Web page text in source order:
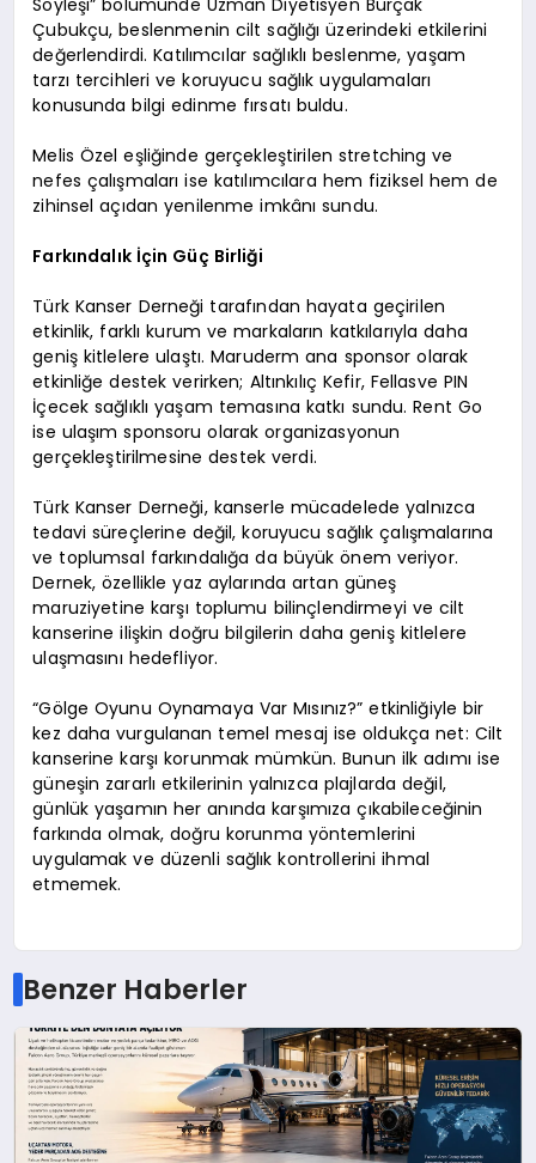
Söyleşi” bölümünde Uzman Diyetisyen Burçak
Çubukçu, beslenmenin cilt sağlığı üzerindeki etkilerini
değerlendirdi. Katılımcılar sağlıklı beslenme, yaşam
tarzı tercihleri ve koruyucu sağlık uygulamaları
konusunda bilgi edinme fırsatı buldu.
Melis Özel eşliğinde gerçekleştirilen stretching ve
nefes çalışmaları ise katılımcılara hem fiziksel hem de
zihinsel açıdan yenilenme imkânı sundu.
Farkındalık İçin Güç Birliği
Türk Kanser Derneği tarafından hayata geçirilen
etkinlik, farklı kurum ve markaların katkılarıyla daha
geniş kitlelere ulaştı. Maruderm ana sponsor olarak
etkinliğe destek verirken; Altınkılıç Kefir, Fellasve PIN
İçecek sağlıklı yaşam temasına katkı sundu. Rent Go
ise ulaşım sponsoru olarak organizasyonun
gerçekleştirilmesine destek verdi.
Türk Kanser Derneği, kanserle mücadelede yalnızca
tedavi süreçlerine değil, koruyucu sağlık çalışmalarına
ve toplumsal farkındalığa da büyük önem veriyor.
Dernek, özellikle yaz aylarında artan güneş
maruziyetine karşı toplumu bilinçlendirmeyi ve cilt
kanserine ilişkin doğru bilgilerin daha geniş kitlelere
ulaşmasını hedefliyor.
“Gölge Oyunu Oynamaya Var Mısınız?” etkinliğiyle bir
kez daha vurgulanan temel mesaj ise oldukça net: Cilt
kanserine karşı korunmak mümkün. Bunun ilk adımı ise
güneşin zararlı etkilerinin yalnızca plajlarda değil,
günlük yaşamın her anında karşımıza çıkabileceğinin
farkında olmak, doğru korunma yöntemlerini
uygulamak ve düzenli sağlık kontrollerini ihmal
etmemek.
Benzer Haberler